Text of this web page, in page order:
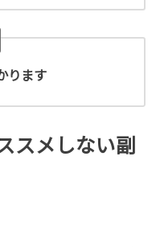
ります
スメしない副